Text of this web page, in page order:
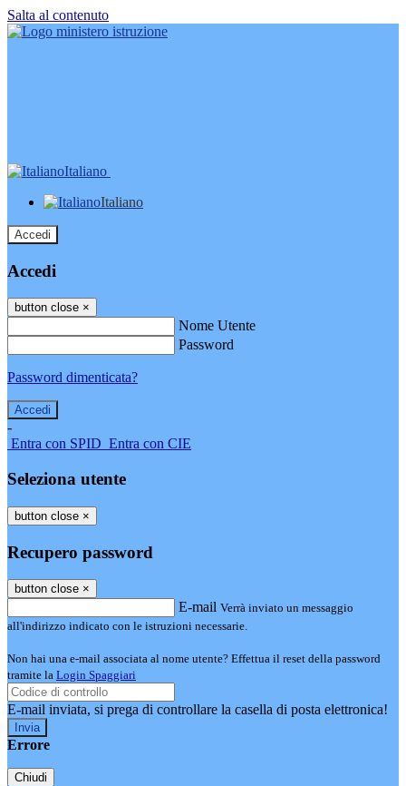
Salta al contenuto
Italiano
Italiano
Accedi
Accedi
button close ×
Nome Utente
Password
Password dimenticata?
-
Entra con SPID Entra con CIE
Seleziona utente
button close ×
Recupero password
button close ×
E-mail Verrà inviato un messaggio
all'indirizzo indicato con le istruzioni necessarie.
Non hai una e-mail associata al nome utente? Effettua il reset della password
tramite la Login Spaggiari
E-mail inviata, si prega di controllare la casella di posta elettronica!
Errore
Chiudi